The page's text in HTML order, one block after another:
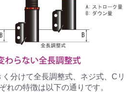
分けて全長調整式、ネジ式、Cリ
れの特徴は以下の通りです。